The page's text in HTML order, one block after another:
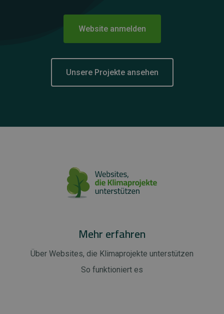
Website anmelden
Unsere Projekte ansehen
Mehr erfahren
Über Websites, die Klimaprojekte unterstützen
So funktioniert es